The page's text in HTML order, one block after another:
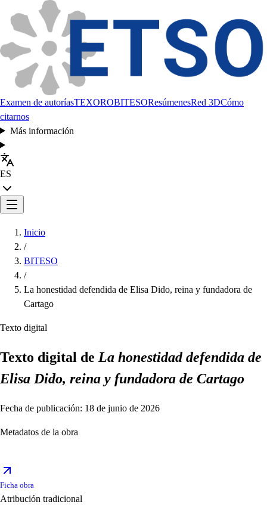
Examen de autoríasTEXOROBITESOResúmenesRed 3DCómo
citarnos
Más información
ES
Inicio
/
BITESO
/
La honestidad defendida de Elisa Dido, reina y fundadora de
Cartago
Texto digital
Texto digital de La honestidad defendida de
Elisa Dido, reina y fundadora de Cartago
Fecha de publicación: 18 de junio de 2026
Metadatos de la obra
Ficha obra
Atribución tradicional